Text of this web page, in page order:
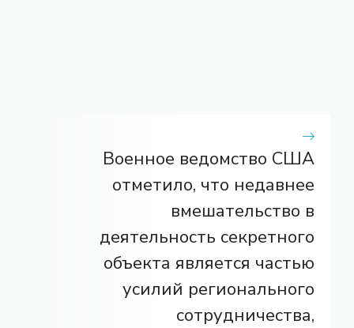
Военное ведомство США
отметило, что недавнее
вмешательство в
деятельность секретного
объекта является частью
усилий регионального
сотрудничества,